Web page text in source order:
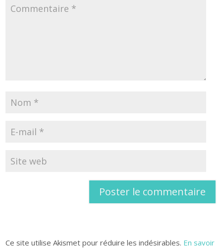
Ce site utilise Akismet pour réduire les indésirables. En savoir